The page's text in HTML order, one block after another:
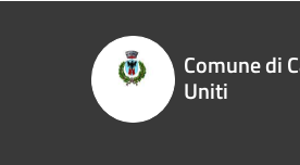
Comune di
Uniti